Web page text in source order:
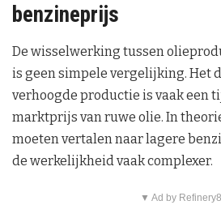
benzineprijs
De wisselwerking tussen
is geen simpele vergelijking. Het
verhoogde productie is vaak een
marktprijs van ruwe olie. In
moeten vertalen naar lagere
de werkelijkheid vaak complexer.
▼ Ad by